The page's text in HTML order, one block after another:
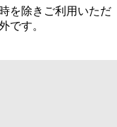
を除きご利用いただ
です。